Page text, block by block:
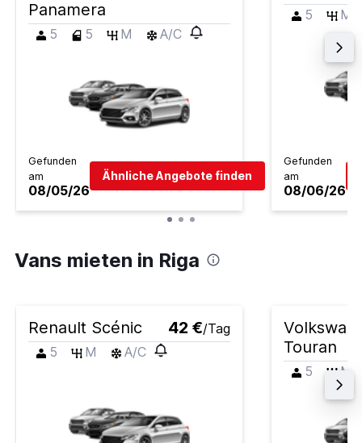
Panamera
5 5 M A/C
Gefunden
am
08/05/26
Ähnliche Angebote finden
5 M
Gefunden
am
08/06/26
Vans mieten in Riga
Renault Scénic 42 €/Tag
5
M A/C
Touran
5 M